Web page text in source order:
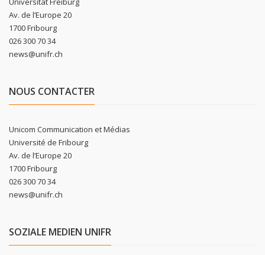
Av. de l’Europe 20
1700 Fribourg
026 300 70 34
news@unifr.ch
NOUS CONTACTER
Unicom Communication et Médias
Université de Fribourg
Av. de l’Europe 20
1700 Fribourg
026 300 70 34
news@unifr.ch
SOZIALE MEDIEN UNIFR